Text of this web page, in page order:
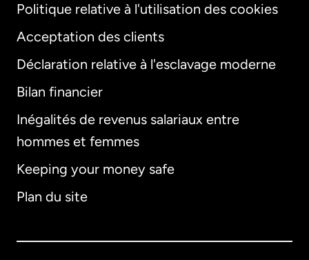
Politique relative à l'utilisation des cookies
Acceptation des clients
Déclaration relative à l'esclavage moderne
Bilan financier
Inégalités de revenus salariaux entre
hommes et femmes
Keeping your money safe
Plan du site
International
Allemagne